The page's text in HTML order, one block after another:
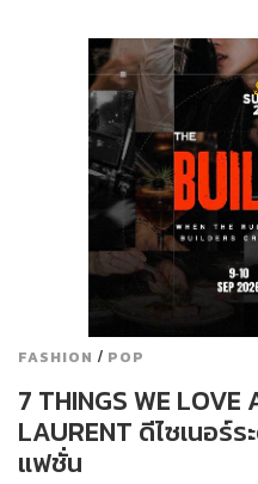
FASHION / POP
7 THINGS WE
LAURENT ดีไซเนอร์
แฟชั่น